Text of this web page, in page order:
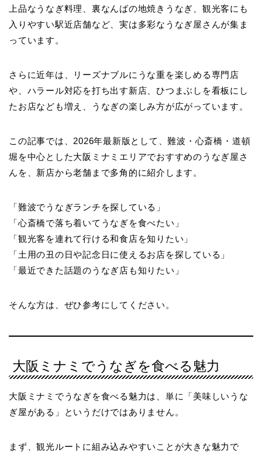
上品なうなぎ料理、裏なんばの地焼きうなぎ、観光客にも
入りやすい駅近店舗など、実は多彩なうなぎ屋さんが集ま
っています。
さらに近年は、リーズナブルにうな重を楽しめる専門店
や、ハラール対応を打ち出す新店、ひつまぶしを看板にし
たお店なども増え、うなぎの楽しみ方が広がっています。
この記事では、2026年最新版として、難波・心斎橋・道頓
堀を中心とした大阪ミナミエリアでおすすめのうなぎ屋さ
んを、新店から老舗まで多角的に紹介します。
「難波でうなぎランチを探している」
「心斎橋で落ち着いてうなぎを食べたい」
「観光客を連れて行ける和食店を知りたい」
「土用の丑の日や記念日に使えるお店を探している」
「最近できた話題のうなぎ店も知りたい」
そんな方は、ぜひ参考にしてください。
大阪ミナミでうなぎを食べる魅力
大阪ミナミでうなぎを食べる魅力は、単に「美味しいうな
ぎ屋がある」というだけではありません。
まず、観光ルートに組み込みやすいことが大きな魅力で